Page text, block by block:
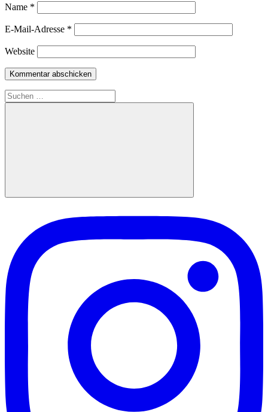
Name *
E-Mail-Adresse *
Website
Suchen
nach:
Suchen